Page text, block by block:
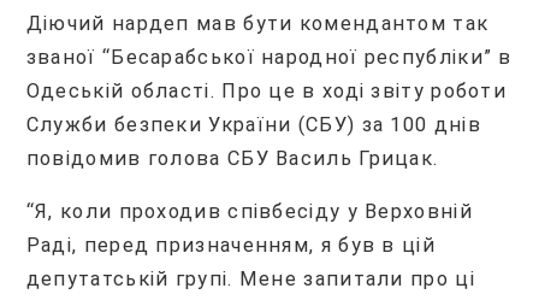
Діючий нардеп мав бути комендантом так
званої “Бесарабської народної республіки” в
Одеській області. Про це в ході звіту роботи
Служби безпеки України (СБУ) за 100 днів
повідомив голова СБУ Василь Грицак.
“Я, коли проходив співбесіду у Верховній
Раді, перед призначенням, я був в цій
депутатській групі. Мене запитали про ці